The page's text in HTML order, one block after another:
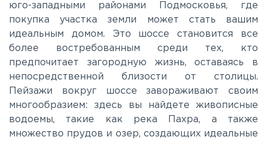
Каширское
Киевское
Ленинградское
Лихачевское
юго-западными районами Подмосковья, где
покупка участка земли может стать вашим
идеальным домом. Это шоссе становится все
более востребованным среди тех, кто
предпочитает загородную жизнь, оставаясь в
непосредственной близости от столицы.
Пейзажи вокруг шоссе завораживают своим
многообразием: здесь вы найдете живописные
водоемы, такие как река Пахра, а также
множество прудов и озер, создающих идеальные